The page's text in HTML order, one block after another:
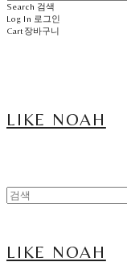
Search 검색
Log In 로그인
Cart장바구니
LIKE NOAH
LIKE NOAH